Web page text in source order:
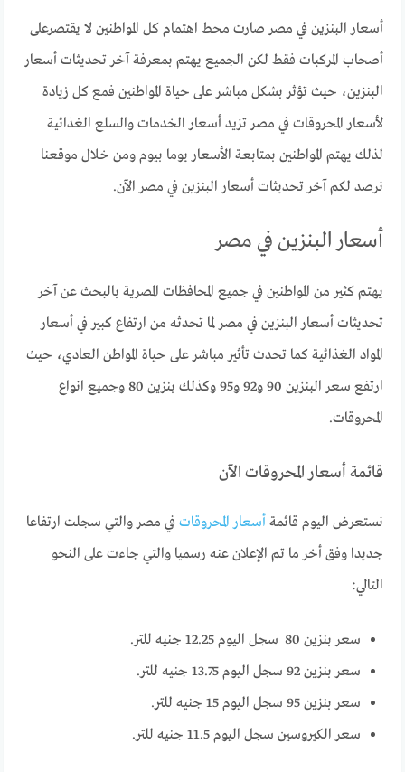
أسعار البنزين في مصر صارت محط اهتمام كل المواطنين لا يقتصرعلى
أصحاب المركبات فقط لكن الجميع يهتم بمعرفة آخر تحديثات أسعار
البنزين، حيث تؤثر بشكل مباشر على حياة المواطنين فمع كل زيادة
لأسعار المحروقات في مصر تزيد أسعار الخدمات والسلع الغذائية
لذلك يهتم المواطنين بمتابعة الأسعار يوما بيوم ومن خلال موقعنا
نرصد لكم آخر تحديثات أسعار البنزين في مصر الآن.
أسعار البنزين في مصر
يهتم كثير من المواطنين في جميع المحافظات المصرية بالبحث عن آخر
تحديثات أسعار البنزين في مصر لما تحدثه من ارتفاع كبير في أسعار
المواد الغذائية كما تحدث تأثير مباشر على حياة المواطن العادي، حيث
ارتفع سعر البنزين 90 و92 و95 وكذلك بنزين 80 وجميع انواع
المحروقات.
قائمة أسعار المحروقات الآن
نستعرض اليوم قائمة أسعار المحروقات في مصر والتي سجلت ارتفاعا
جديدا وفق أخر ما تم الإعلان عنه رسميا والتي جاءت على النحو
التالي:
سعر بنزين 80 سجل اليوم 12.25 جنيه للتر.
سعر بنزين 92 سجل اليوم 13.75 جنيه للتر.
سعر بنزين 95 سجل اليوم 15 جنيه للتر.
سعر الكيروسين سجل اليوم 11.5 جنيه للتر.